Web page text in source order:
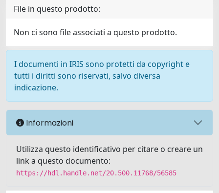
File in questo prodotto:
Non ci sono file associati a questo prodotto.
I documenti in IRIS sono protetti da copyright e
tutti i diritti sono riservati, salvo diversa
indicazione.
Informazioni
Utilizza questo identificativo per citare o creare un
link a questo documento:
https://hdl.handle.net/20.500.11768/56585